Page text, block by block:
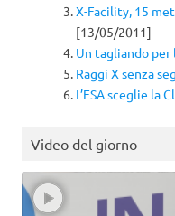
X-Facility, 15
[13/05/2011]
Un tagliando per
Raggi X senza
L’ESA sceglie la
Video del giorno